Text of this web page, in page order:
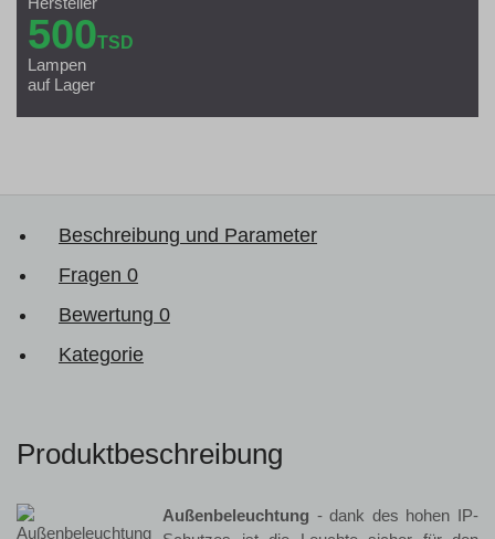
500TSD
Lampen
auf Lager
Beschreibung und Parameter
Fragen 0
Bewertung 0
Kategorie
Produktbeschreibung
Außenbeleuchtung - dank des hohen IP-